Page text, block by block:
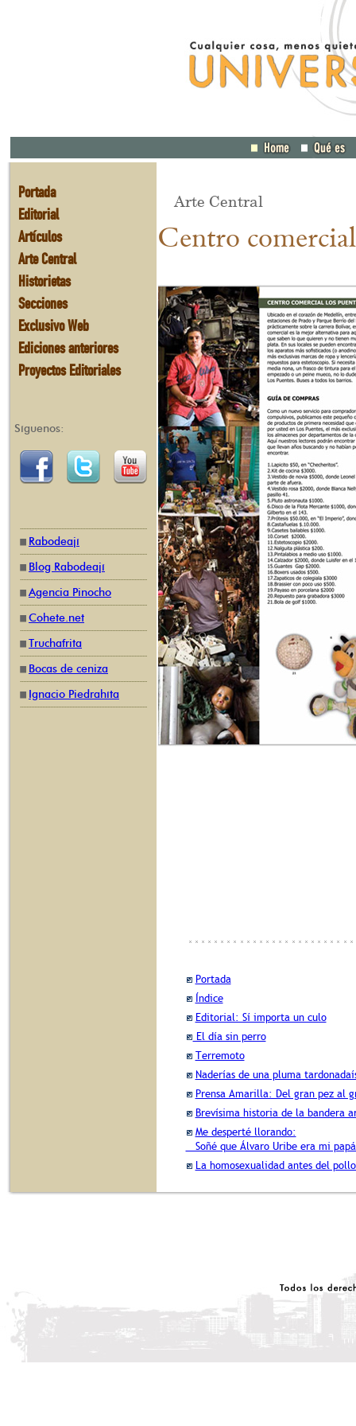
Portada
Editorial
Artículos
Arte Central
Historietas
Secciones
Exclusivo Web
Ediciones anteriores
Proyectos Editoriales
Síguenos:
Rabodeají
Blog Rabodeají
Agencia Pinocho
Cohete.net
Truchafrita
Bocas de ceniza
Ignacio Piedrahíta
Arte Central
Centro
Portada
Índice
Editorial: Sí importa un culo
El día sin perro
Terremoto
Naderías de una pluma
Prensa Amarilla: Del gran pez al
Brevísima historia de la bandera
Me desperté llorando:
Soñé que Álvaro Uribe era mi
La homosexualidad antes del